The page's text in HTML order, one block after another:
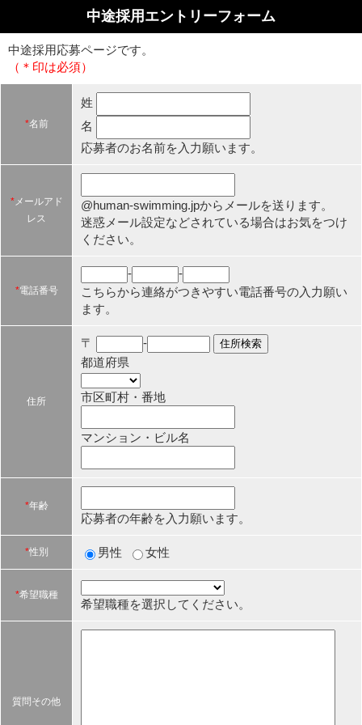
中途採用エントリーフォーム
中途採用応募ページです。
（＊印は必須）
*名前
姓
名
応募者のお名前を入力願います。
*メールアド
レス
@human-swimming.jpからメールを送ります。
迷惑メール設定などされている場合はお気をつけ
ください。
*電話番号
-
-
こちらから連絡がつきやすい電話番号の入力願い
ます。
住所
〒
-
都道府県
市区町村・番地
マンション・ビル名
*年齢
応募者の年齢を入力願います。
*性別 男性 女性
*希望職種
希望職種を選択してください。
質問その他